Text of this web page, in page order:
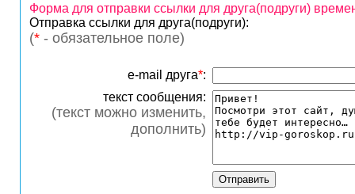
Форма для отправки ссылки для друга(подруги)
Отправка ссылки для друга(подруги):
(*- обязательное поле)
e-mail друга*:
текст сообщения:
(текст можно изменить,
дополнить)